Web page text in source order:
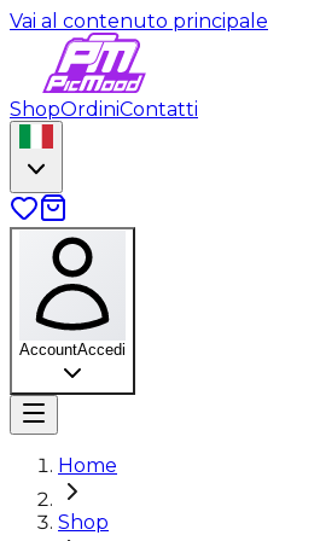
Vai al contenuto principale
ShopOrdiniContatti
AccountAccedi
Home
Shop